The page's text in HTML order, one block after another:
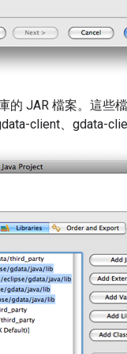
的 JAR 檔案。這些
client、gdata-